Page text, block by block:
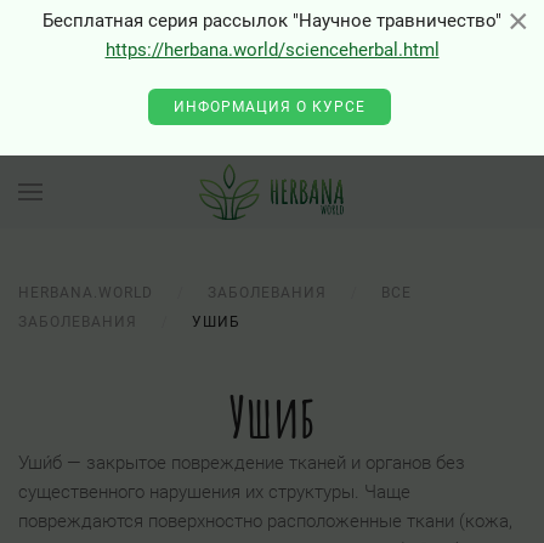
×
Бесплатная серия рассылок "Научное травничество"
https://herbana.world/scienceherbal.html
ИНФОРМАЦИЯ О КУРСЕ
HERBANA.WORLD ЗАБОЛЕВАНИЯ
ВСЕ
ЗАБОЛЕВАНИЯ
УШИБ
Ушиб
Уши́б — закрытое повреждение тканей и органов без
существенного нарушения их структуры. Чаще
повреждаются поверхностно расположенные ткани (кожа,
×